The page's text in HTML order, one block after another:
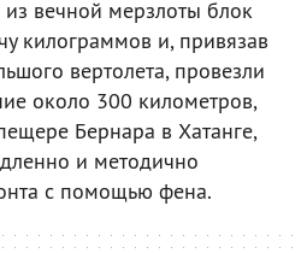
вечной мерзлоты блок
килограммов и, привязав
вертолета, провезли
около 300 километров,
Бернара в Хатанге,
и методично
с помощью фена.